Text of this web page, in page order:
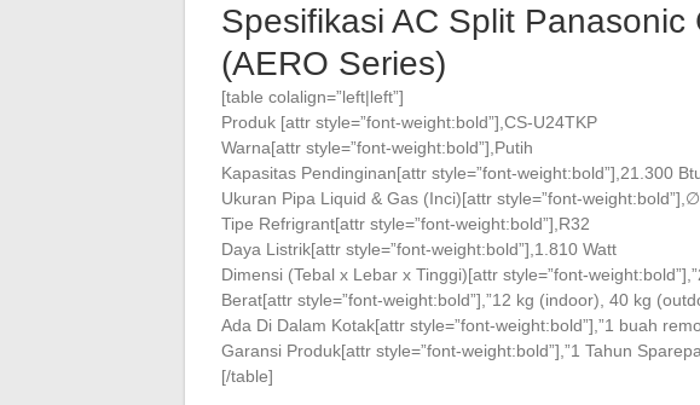
Spesifikasi AC Split
(AERO Series)
[table colalign=”left|left”]
Produk [attr style=”font-weight:bold”],CS-U24TKP
Warna[attr style=”font-weight:bold”],Putih
Kapasitas Pendinginan[attr style=”font-weight:bold”],21.300
Ukuran Pipa Liquid & Gas (Inci)[attr style=”font-
Tipe Refrigrant[attr style=”font-weight:bold”],R32
Daya Listrik[attr style=”font-weight:bold”],1.810 Watt
Dimensi (Tebal x Lebar x Tinggi)[attr style=”font-
Berat[attr style=”font-weight:bold”],”12 kg (indoor), 40 kg
Ada Di Dalam Kotak[attr style=”font-weight:bold”],”1 buah
Garansi Produk[attr style=”font-weight:bold”],”1 Tahun
[/table]